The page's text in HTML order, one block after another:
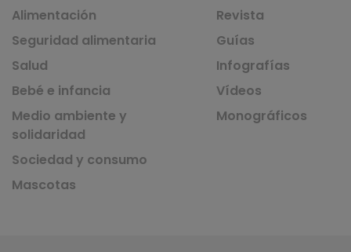
Alimentación
Seguridad alimentaria
Salud
Bebé e infancia
Medio ambiente y
solidaridad
Sociedad y consumo
Mascotas
Revista
Guías
Infografías
Vídeos
Monográficos